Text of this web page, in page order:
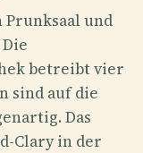
Prunksaal und
betreibt vier
sind auf die
Das
Clary in der